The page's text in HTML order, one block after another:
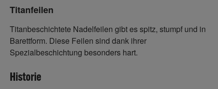
Titanfeilen
Titanbeschichtete Nadelfeilen gibt es spitz, stumpf und in
Barettform. Diese Feilen sind dank ihrer
Spezialbeschichtung besonders hart.
Historie